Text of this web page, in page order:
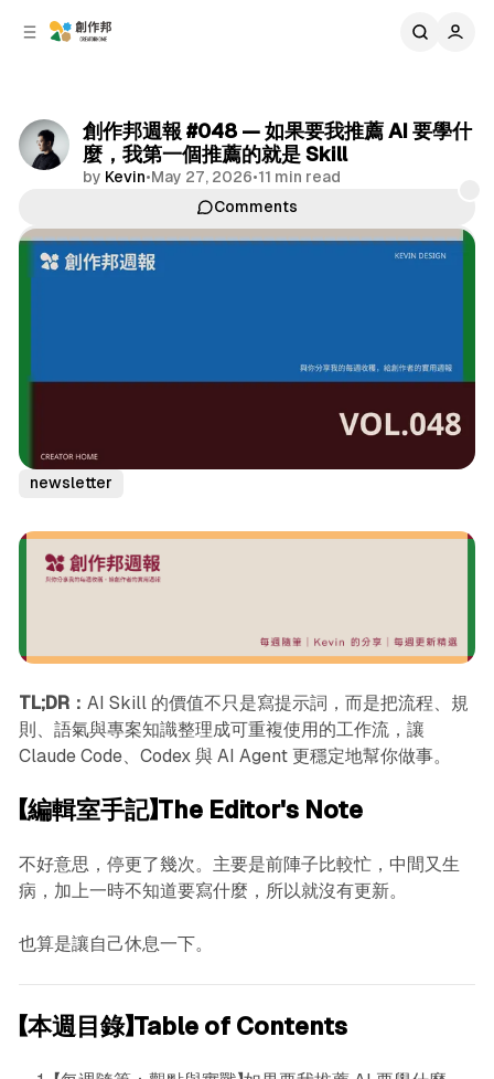
創作邦週報 #048 — 如果要我推薦 AI 要學什
麼，我第一個推薦的就是 Skill
by Kevin•May 27, 2026•11 min read
Comments
Share
newsletter
TL;DR： AI Skill 的價值不只是寫提示詞，而是把流程、規
則、語氣與專案知識整理成可重複使用的工作流，讓
Claude Code、Codex 與 AI Agent 更穩定地幫你做事。
【編輯室手記】The Editor's Note
不好意思，停更了幾次。主要是前陣子比較忙，中間又生
病，加上一時不知道要寫什麼，所以就沒有更新。
也算是讓自己休息一下。
【本週目錄】Table of Contents